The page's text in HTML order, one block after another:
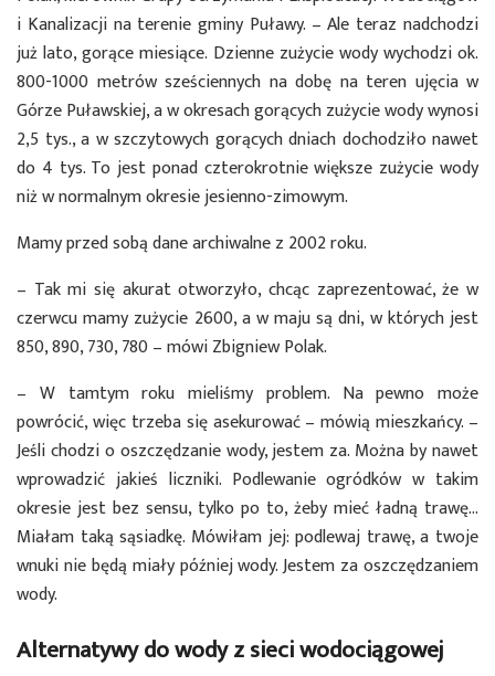
i Kanalizacji na terenie gminy Puławy. – Ale teraz nadchodzi
już lato, gorące miesiące. Dzienne zużycie wody wychodzi ok.
800-1000 metrów sześciennych na dobę na teren ujęcia w
Górze Puławskiej, a w okresach gorących zużycie wody wynosi
2,5 tys., a w szczytowych gorących dniach dochodziło nawet
do 4 tys. To jest ponad czterokrotnie większe zużycie wody
niż w normalnym okresie jesienno-zimowym.
Mamy przed sobą dane archiwalne z 2002 roku.
– Tak mi się akurat otworzyło, chcąc zaprezentować, że w
czerwcu mamy zużycie 2600, a w maju są dni, w których jest
850, 890, 730, 780 – mówi Zbigniew Polak.
– W tamtym roku mieliśmy problem. Na pewno może
powrócić, więc trzeba się asekurować – mówią mieszkańcy. –
Jeśli chodzi o oszczędzanie wody, jestem za. Można by nawet
wprowadzić jakieś liczniki. Podlewanie ogródków w takim
okresie jest bez sensu, tylko po to, żeby mieć ładną trawę…
Miałam taką sąsiadkę. Mówiłam jej: podlewaj trawę, a twoje
wnuki nie będą miały później wody. Jestem za oszczędzaniem
wody.
Alternatywy do wody z sieci wodociągowej